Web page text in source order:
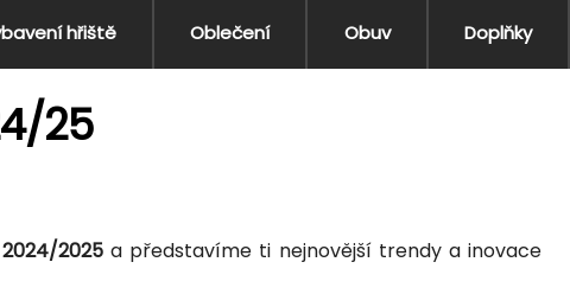
hřiště Oblečení Obuv Doplňky
25
2025 a představíme ti nejnovější trendy a inovace